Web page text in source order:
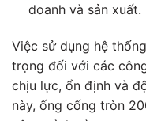
doanh và sản xuất.
Việc sử dụng hệ
trọng đối với các
chịu lực, ổn định và
này, ống cống tròn